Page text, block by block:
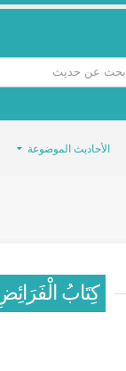
الأحاديث الموضوعة
كِتَابُ